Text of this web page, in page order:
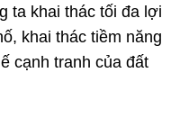
ta khai thác tối đa lợi
khai thác tiềm năng
cạnh tranh của đất